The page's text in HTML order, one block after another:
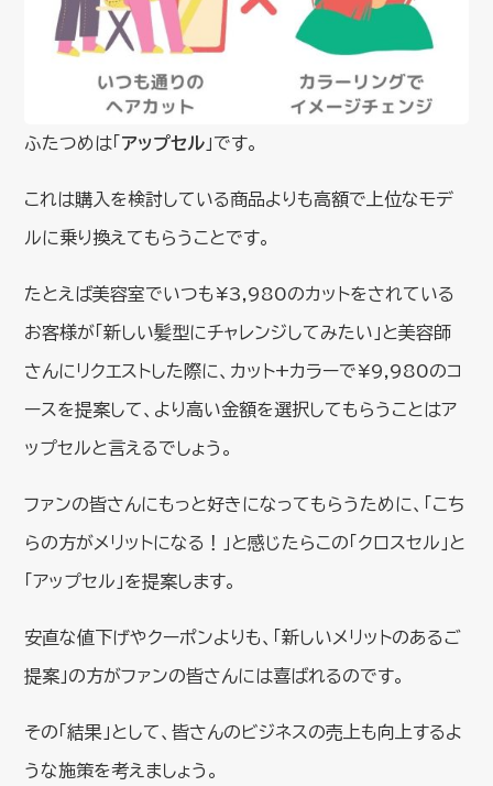
ふたつめは「 アップセル 」です。
これは購入を検討している商品よりも高額で上位なモデ
ルに乗り換えてもらうことです。
たとえば美容室でいつも¥3,980のカットをされている
お客様が「新しい髪型にチャレンジしてみたい」と美容師
さんにリクエストした際に、カット+カラーで¥9,980のコ
ースを提案して、より高い金額を選択してもらうことはア
ップセルと言えるでしょう。
ファンの皆さんにもっと好きになってもらうために、「こち
らの方がメリットになる！」と感じたらこの「クロスセル」と
「アップセル」を提案します。
安直な値下げやクーポンよりも、「新しいメリットのあるご
提案」の方がファンの皆さんには喜ばれるのです。
その「結果」として、皆さんのビジネスの売上も向上するよ
うな施策を考えましょう。